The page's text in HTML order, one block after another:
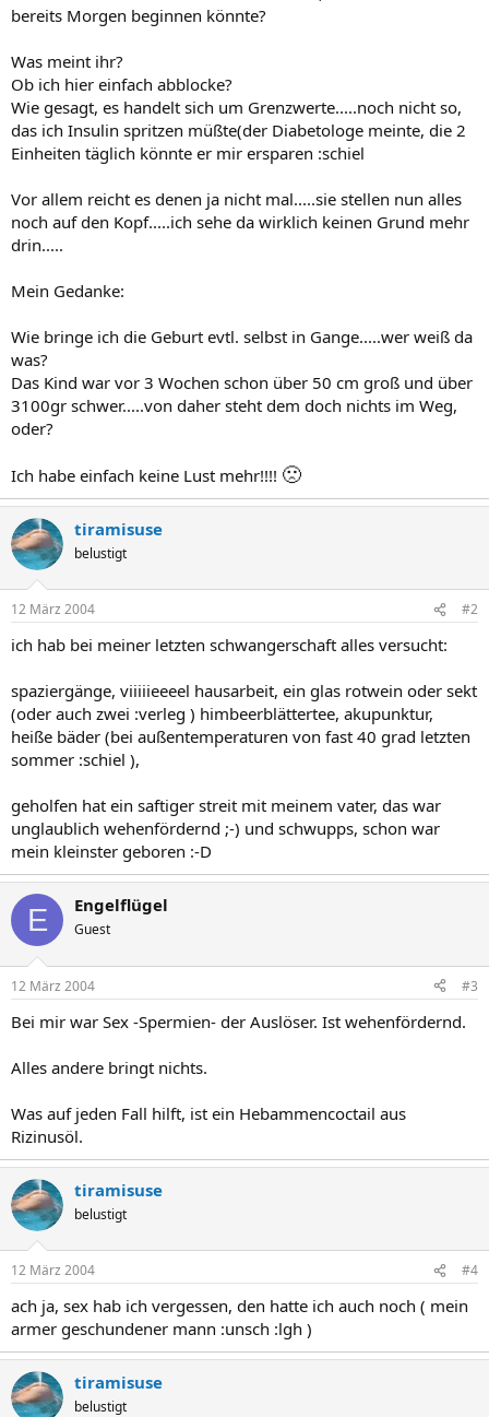
bereits Morgen beginnen könnte?
Was meint ihr?
Ob ich hier einfach abblocke?
Wie gesagt, es handelt sich um Grenzwerte.....noch nicht so,
das ich Insulin spritzen müßte(der Diabetologe meinte, die 2
Einheiten täglich könnte er mir ersparen :schiel
Vor allem reicht es denen ja nicht mal.....sie stellen nun alles
noch auf den Kopf.....ich sehe da wirklich keinen Grund mehr
drin.....
Mein Gedanke:
Wie bringe ich die Geburt evtl. selbst in Gange.....wer weiß da
was?
Das Kind war vor 3 Wochen schon über 50 cm groß und über
3100gr schwer.....von daher steht dem doch nichts im Weg,
oder?
Ich habe einfach keine Lust mehr!!!! 🙁
tiramisuse
belustigt
12 März 2004 #2
ich hab bei meiner letzten schwangerschaft alles versucht:
spaziergänge, viiiiieeeel hausarbeit, ein glas rotwein oder sekt
(oder auch zwei :verleg ) himbeerblättertee, akupunktur,
heiße bäder (bei außentemperaturen von fast 40 grad letzten
sommer :schiel ),
geholfen hat ein saftiger streit mit meinem vater, das war
unglaublich wehenfördernd ;-) und schwupps, schon war
mein kleinster geboren :-D
E Engelflügel
Guest
12 März 2004 #3
Bei mir war Sex -Spermien- der Auslöser. Ist wehenfördernd.
Alles andere bringt nichts.
Was auf jeden Fall hilft, ist ein Hebammencoctail aus
Rizinusöl.
tiramisuse
belustigt
12 März 2004 #4
ach ja, sex hab ich vergessen, den hatte ich auch noch ( mein
armer geschundener mann :unsch :lgh )
tiramisuse
belustigt